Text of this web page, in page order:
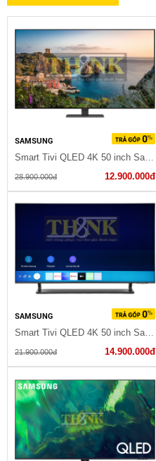
SAMSUNG
28.900.000đ 12.900.000đ
SAMSUNG
21.900.000đ 14.900.000đ